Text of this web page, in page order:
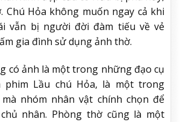
Chú Hỏa không muốn ngay cả khi
vẫn bị người đời đàm tiếu về vẻ
gia đình sử dụng ảnh thờ.
có ảnh là một trong những đạo cụ
phim Lầu chú Hỏa, là một trong
nhóm nhân vật chính chọn để
nhân. Phòng thờ cũng là một